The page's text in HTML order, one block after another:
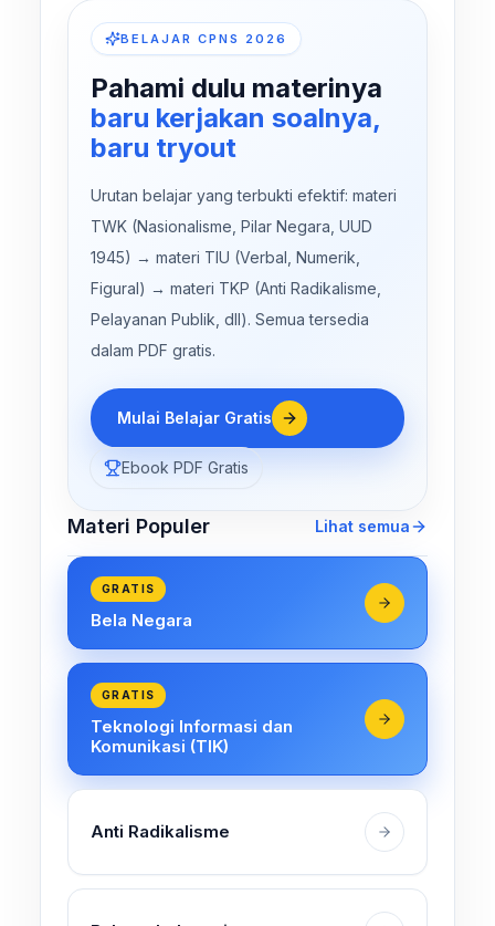
BELAJAR CPNS 2026
Pahami dulu materinya
baru kerjakan soalnya,
baru tryout
Urutan belajar yang terbukti efektif: materi
TWK (Nasionalisme, Pilar Negara, UUD
1945) → materi TIU (Verbal, Numerik,
Figural) → materi TKP (Anti Radikalisme,
Pelayanan Publik, dll). Semua tersedia
dalam PDF gratis.
Mulai Belajar Gratis
Ebook PDF Gratis
Materi Populer Lihat semua
GRATIS
Bela Negara
GRATIS
Teknologi Informasi dan
Komunikasi (TIK)
Anti Radikalisme